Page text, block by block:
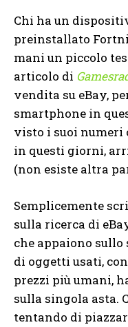
Chi ha un
preinstallato
mani un piccolo
articolo di
vendita su eBay,
smartphone in
visto i suoi numeri
in questi giorni,
(non esiste altra
Semplicemente
sulla ricerca di
che appaiono
di oggetti usati,
prezzi più umani,
sulla singola asta.
tentando di